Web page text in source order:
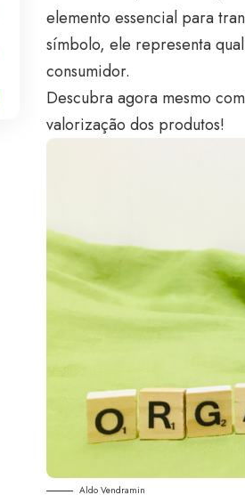
elemento essencial para
símbolo, ele representa
consumidor.
Descubra agora mesmo
valorização dos produtos!
Aldo Vendramin